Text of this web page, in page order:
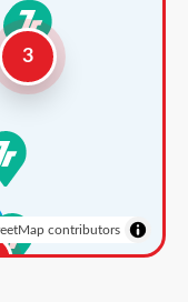
3
contributors